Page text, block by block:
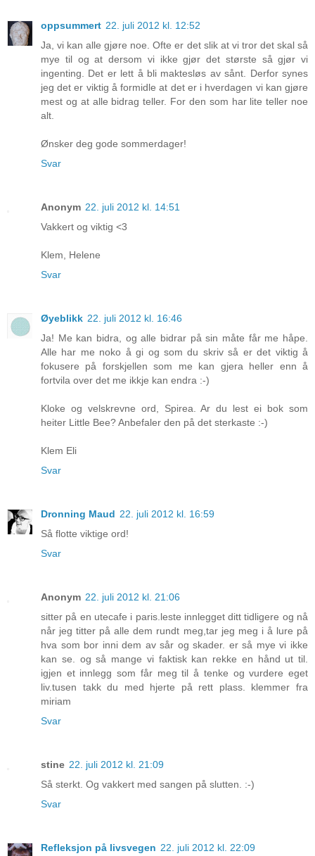
oppsummert 22. juli 2012 kl. 12:52
Ja, vi kan alle gjøre noe. Ofte er det slik at vi tror det skal så
mye til og at dersom vi ikke gjør det største så gjør vi
ingenting. Det er lett å bli maktesløs av sånt. Derfor synes
jeg det er viktig å formidle at det er i hverdagen vi kan gjøre
mest og at alle bidrag teller. For den som har lite teller noe
alt.
Ønsker deg gode sommerdager!
Svar
Anonym 22. juli 2012 kl. 14:51
Vakkert og viktig <3
Klem, Helene
Svar
Øyeblikk 22. juli 2012 kl. 16:46
Ja! Me kan bidra, og alle bidrar på sin måte får me håpe.
Alle har me noko å gi og som du skriv så er det viktig å
fokusere på forskjellen som me kan gjera heller enn å
fortvila over det me ikkje kan endra :-)
Kloke og velskrevne ord, Spirea. Ar du lest ei bok som
heiter Little Bee? Anbefaler den på det sterkaste :-)
Klem Eli
Svar
Dronning Maud 22. juli 2012 kl. 16:59
Så flotte viktige ord!
Svar
Anonym 22. juli 2012 kl. 21:06
sitter på en utecafe i paris.leste innlegget ditt tidligere og nå
når jeg titter på alle dem rundt meg,tar jeg meg i å lure på
hva som bor inni dem av sår og skader. er så mye vi ikke
kan se. og så mange vi faktisk kan rekke en hånd ut til.
igjen et innlegg som får meg til å tenke og vurdere eget
liv.tusen takk du med hjerte på rett plass. klemmer fra
miriam
Svar
stine 22. juli 2012 kl. 21:09
Så sterkt. Og vakkert med sangen på slutten. :-)
Svar
Refleksjon på livsvegen 22. juli 2012 kl. 22:09